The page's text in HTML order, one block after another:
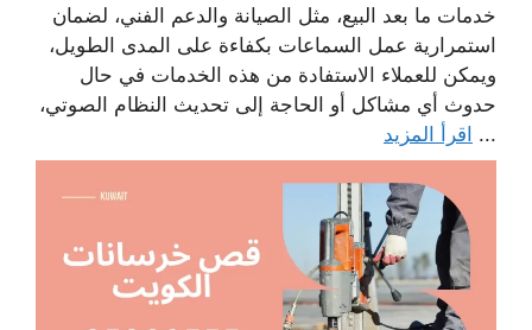
خدمات ما بعد البيع، مثل الصيانة والدعم الفني، لضمان
استمرارية عمل السماعات بكفاءة على المدى الطويل،
ويمكن للعملاء الاستفادة من هذه الخدمات في حال
حدوث أي مشاكل أو الحاجة إلى تحديث النظام الصوتي،
... اقرأ المزيد